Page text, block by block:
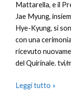
Mattarella, e il
Jae Myung,
Hye-Kyung, si
con una
ricevuto
del Quirinale. tvi/
Leggi tutto »